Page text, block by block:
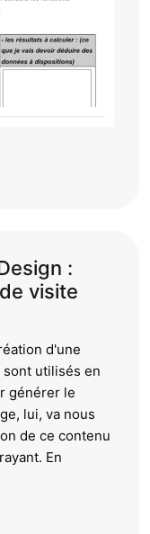
:
visite
d'une
utilisés en
générer le
lui, va nous
de ce contenu
En